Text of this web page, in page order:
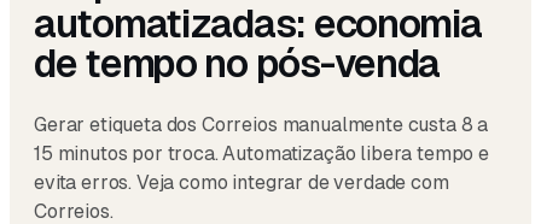
automatizadas: economia
de tempo no pós-venda
Gerar etiqueta dos Correios manualmente custa 8 a
15 minutos por troca. Automatização libera tempo e
evita erros. Veja como integrar de verdade com
Correios.